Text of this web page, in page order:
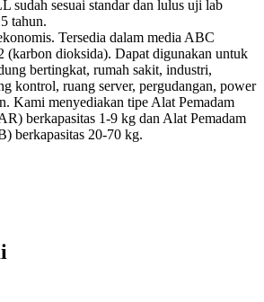
sudah sesuai standar dan lulus uji lab
tahun.
Tersedia dalam media ABC
(karbon dioksida). Dapat digunakan untuk
bertingkat, rumah sakit, industri,
kontrol, ruang server, pergudangan, power
Kami menyediakan tipe Alat Pemadam
berkapasitas 1-9 kg dan Alat Pemadam
berkapasitas 20-70 kg.